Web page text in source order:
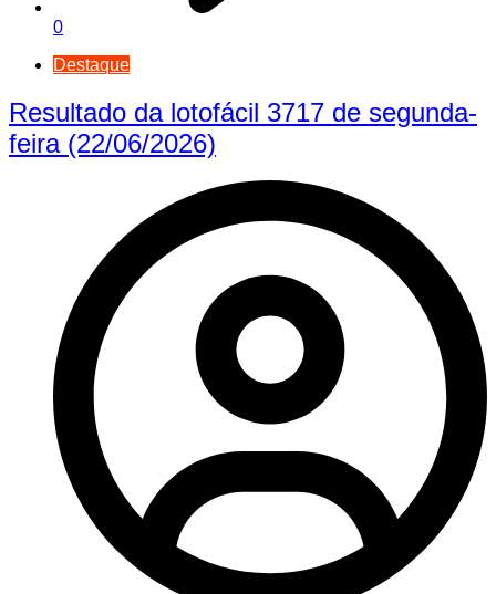
0
Destaque
Resultado da lotofácil 3717 de segunda-
feira (22/06/2026)